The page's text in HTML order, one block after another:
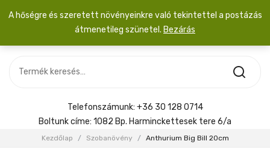
SZOBANÖVÉNY
KIEGÉSZÍTŐK
Menyasszonyi csokor
Telefonszámunk: +36 30 128 0714
Boltunk címe: 1082 Bp. Harminckettesek tere 6/a
Kezdőlap / Szobanövény / Anthurium Big Bill 20cm
A hőségre és szeretett növényeinkre való tekintettel a postázás
átmenetileg szünetel. Bezárás